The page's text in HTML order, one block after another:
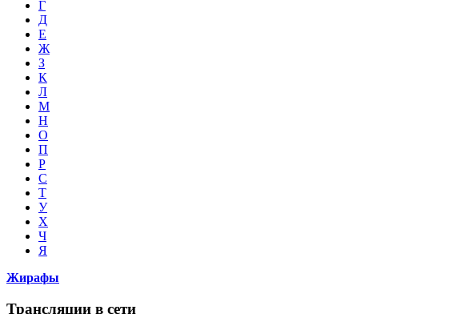
Г
Д
Е
Ж
З
К
Л
М
Н
О
П
Р
С
Т
У
Х
Ч
Я
Жирафы
Трансляции в сети